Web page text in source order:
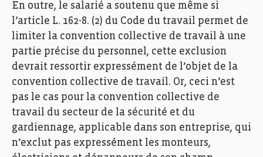
En outre, le salarié a soutenu que même si
l’article L. 162-8. (2) du Code du travail permet de
limiter la convention collective de travail à une
partie précise du personnel, cette exclusion
devrait ressortir expressément de l’objet de la
convention collective de travail. Or, ceci n’est
pas le cas pour la convention collective de
travail du secteur de la sécurité et du
gardiennage, applicable dans son entreprise, qui
n’exclut pas expressément les monteurs,